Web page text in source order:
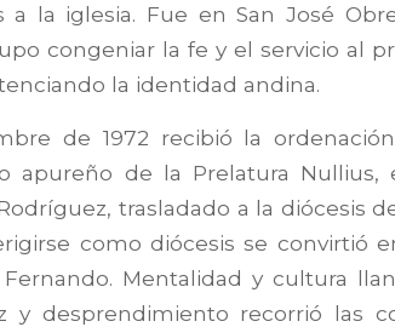
a la iglesia. Fue en San José
congeniar la fe y el servicio al
la identidad andina.
de 1972 recibió la
apureño de la Prelatura Nullius,
trasladado a la diócesis
como diócesis se convirtió
Mentalidad y cultura
y desprendimiento recorrió las